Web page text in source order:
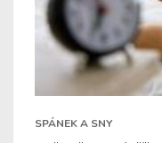
SPÁNEK A SNY